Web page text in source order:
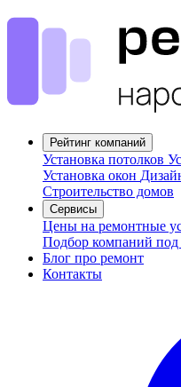
Рейтинг компаний
Установка потолков
Установка окон
Строительство домов
Сервисы
Цены на ремонтные
Подбор компаний
Блог про ремонт
Контакты